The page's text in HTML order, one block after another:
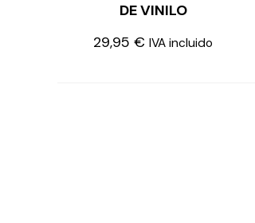
DE VINILO
29,95 € IVA incluido